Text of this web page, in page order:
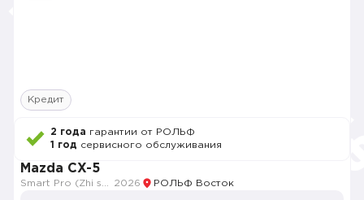
Кредит
2 года гарантии от РОЛЬФ
1 год сервисного обслуживания
Mazda CX-5
2026 РОЛЬФ Восток